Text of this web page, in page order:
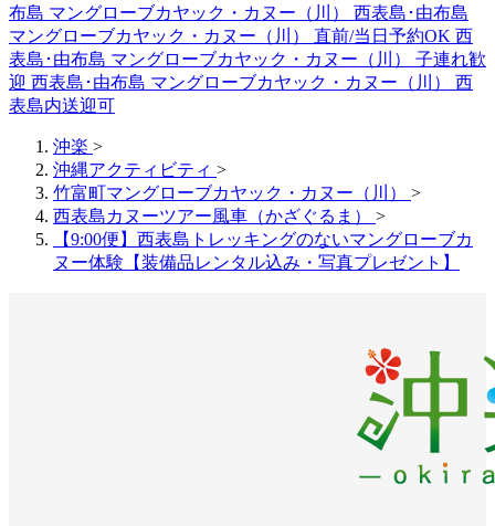
布島 マングローブカヤック・カヌー（川） 西表島･由布島
マングローブカヤック・カヌー（川） 直前/当日予約OK 西
表島･由布島 マングローブカヤック・カヌー（川） 子連れ歓
迎 西表島･由布島 マングローブカヤック・カヌー（川） 西
表島内送迎可
沖楽 >
沖縄アクティビティ >
竹富町マングローブカヤック・カヌー（川） >
西表島カヌーツアー風車（かざぐるま） >
【9:00便】西表島トレッキングのないマングローブカ
ヌー体験【装備品レンタル込み・写真プレゼント】